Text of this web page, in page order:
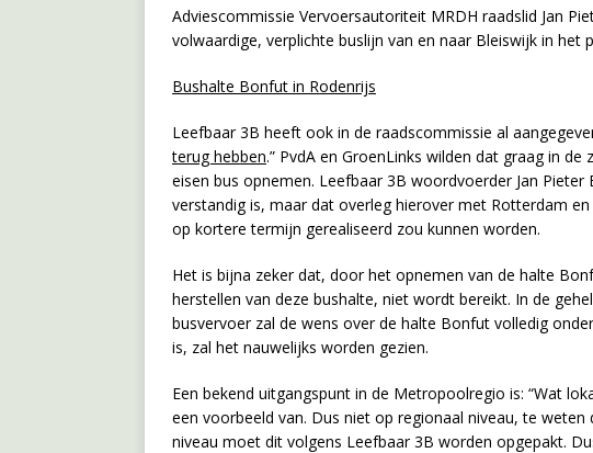
Adviescommissie Vervoersautoriteit MRDH raadslid Jan
volwaardige, verplichte buslijn van en naar Bleiswijk in het
Bushalte Bonfut in Rodenrijs
Leefbaar 3B heeft ook in de raadscommissie al
terug hebben.” PvdA en GroenLinks wilden dat graag in
eisen bus opnemen. Leefbaar 3B woordvoerder Jan
verstandig is, maar dat overleg hierover met Rotterdam
op kortere termijn gerealiseerd zou kunnen worden.
Het is bijna zeker dat, door het opnemen van de halte
herstellen van deze bushalte, niet wordt bereikt. In de
busvervoer zal de wens over de halte Bonfut volledig
is, zal het nauwelijks worden gezien.
Een bekend uitgangspunt in de Metropoolregio is: “Wat
een voorbeeld van. Dus niet op regionaal niveau, te
niveau moet dit volgens Leefbaar 3B worden opgepakt.